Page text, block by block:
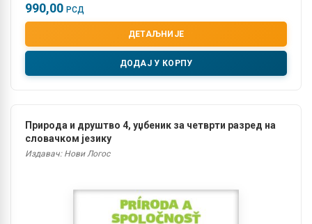
990,00 РСД
ДЕТАЉНИЈЕ
ДОДАЈ У КОРПУ
Природа и друштво 4, уџбеник за четврти разред на
словачком језику
Издавач: Нови Логос